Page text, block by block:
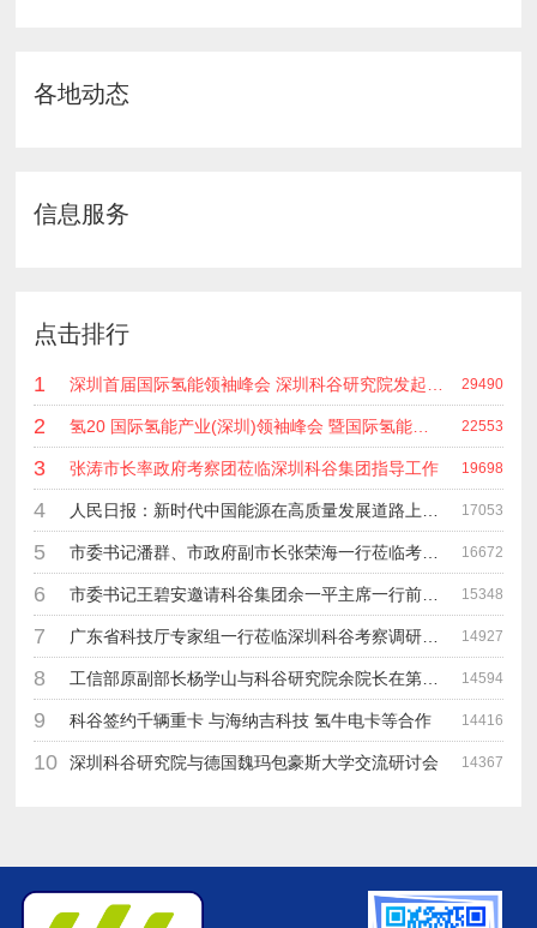
各地动态
信息服务
点击排行
1 29490
2 氢20 国际氢能产业(深圳)领袖峰会 暨国际氢能产业链展览会 22553
3 张涛市长率政府考察团莅临深圳科谷集团指导工作 19698
4 17053
5 市委书记潘群、市政府副市长张荣海一行莅临考察指导工作 16672
6 市委书记王碧安邀请科谷集团余一平主席一行前往工业转移园考察合作 15348
7 广东省科技厅专家组一行莅临深圳科谷考察调研“未来能源中心”项目 14927
8 工信部原副部长杨学山与科谷研究院余院长在第九届中电博览会交流 14594
9 科谷签约千辆重卡 与海纳吉科技 氢牛电卡等合作 14416
10 深圳科谷研究院与德国魏玛包豪斯大学交流研讨会 14367